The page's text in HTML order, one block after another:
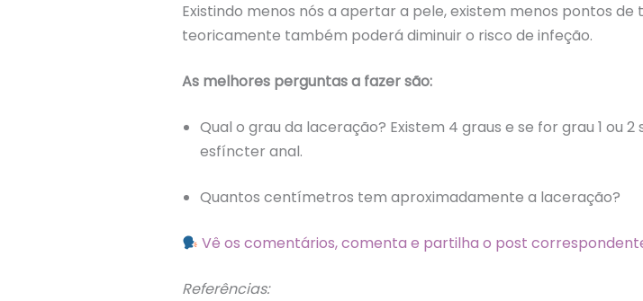
Existindo menos nós a apertar a pele, existem menos pontos
teoricamente também poderá diminuir o risco de infeção.
As melhores perguntas a fazer são:
Qual o grau da laceração? Existem 4 graus e se for grau 1 ou
esfíncter anal.
Quantos centímetros tem aproximadamente a laceração?
Vê os comentários, comenta e partilha o post
Referências: